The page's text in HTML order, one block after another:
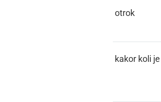
otrok
kakor koli je